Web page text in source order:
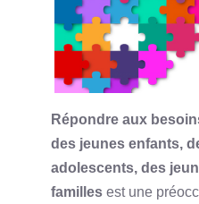
Répondre aux
des jeunes enfants,
adolescents, des
famillesest une